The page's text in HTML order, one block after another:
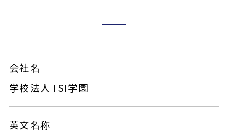
会社名
学校法人 ISI学園
英文名称